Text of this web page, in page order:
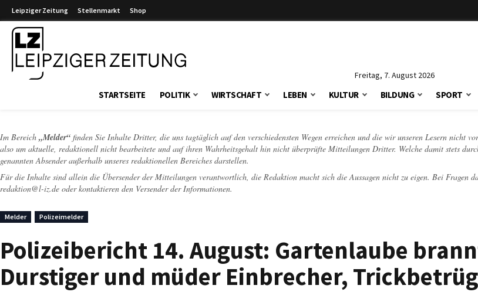
Leipziger Zeitung Stellenmarkt Shop
Freitag, 7. August 2026
STARTSEITE POLITIK WIRTSCHAFT LEBEN KULTUR BILDUNG SPORT
Im Bereich „Melder“ finden Sie Inhalte Dritter, die uns tagtäglich auf den verschiedensten Wegen erreichen und die wir unseren Lesern nicht
also um aktuelle, redaktionell nicht bearbeitete und auf ihren Wahrheitsgehalt hin nicht überprüfte Mitteilungen Dritter. Welche damit stets
genannten Absender außerhalb unseres redaktionellen Bereiches darstellen.
Für die Inhalte sind allein die Übersender der Mitteilungen verantwortlich, die Redaktion macht sich die Aussagen nicht zu eigen. Bei Fragen
redaktion@l-iz.de oder kontaktieren den Versender der Informationen.
Melder Polizeimelder
Polizeibericht 14. August: Gartenlaube
Durstiger und müder Einbrecher,